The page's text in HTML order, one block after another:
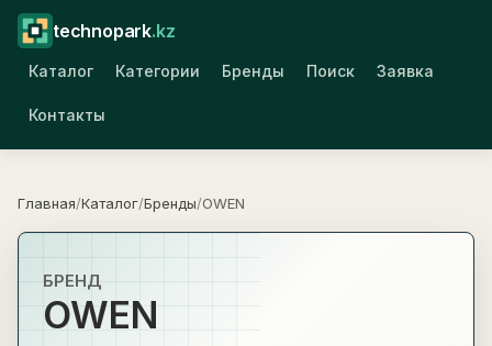
technopark.kz
Каталог Категории Бренды Поиск Заявка
Контакты
Главная/Каталог/Бренды/OWEN
БРЕНД
OWEN